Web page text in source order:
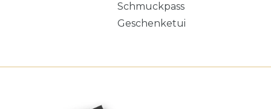
Schmuckpass
Geschenketui